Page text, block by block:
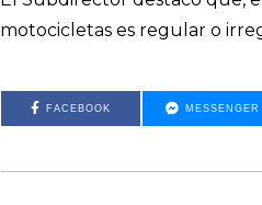
motocicletas es regular o
FACEBOOK MESSENGER